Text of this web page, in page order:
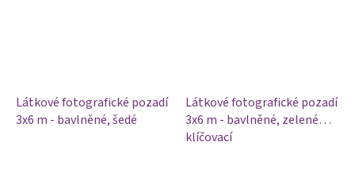
Látkové fotografické pozadí
3x6 m - bavlněné, šedé
Látkové fotografické pozadí
3x6 m - bavlněné, zelené
klíčovací